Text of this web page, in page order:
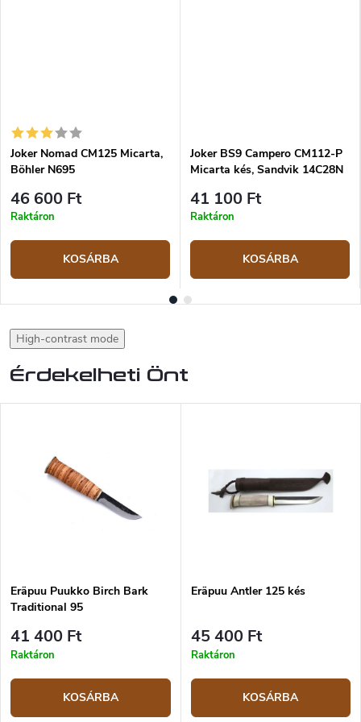
Joker Nomad CM125 Micarta,
Böhler N695
46 600 Ft
Raktáron
KOSÁRBA
Joker BS9 Campero CM112-P
Micarta kés, Sandvik 14C28N
41 100 Ft
Raktáron
KOSÁRBA
High-contrast mode
Érdekelheti Önt
Eräpuu Puukko Birch Bark
Traditional 95
41 400 Ft
Raktáron
KOSÁRBA
Eräpuu Antler 125 kés
45 400 Ft
Raktáron
KOSÁRBA